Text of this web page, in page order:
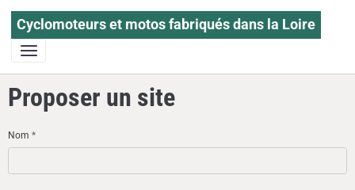
Cyclomoteurs et motos fabriqués dans la Loire
Proposer un site
Nom